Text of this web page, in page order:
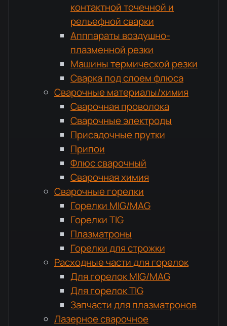
контактной точечной и
рельефной сварки
Апппараты воздушно-
плазменной резки
Машины термической резки
Сварка под слоем флюса
Сварочные материалы/химия
Сварочная проволока
Сварочные электроды
Присадочные прутки
Припои
Флюс сварочный
Сварочная химия
Сварочные горелки
Горелки MIG/MAG
Горелки TIG
Плазматроны
Горелки для строжки
Расходные части для горелок
Для горелок MIG/MAG
Для горелок TIG
Запчасти для плазматронов
Лазерное сварочное